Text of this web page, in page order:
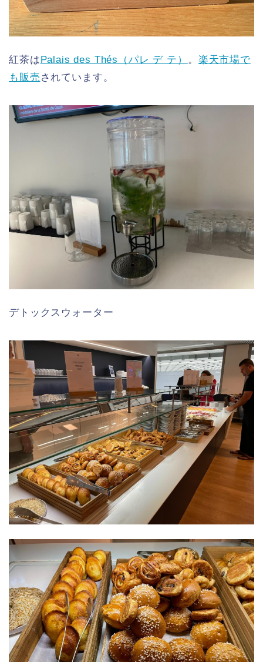
紅茶はPalais des Thés（パレ デ テ） 。 楽天市場で
も販売 されています。
デトックスウォーター